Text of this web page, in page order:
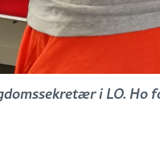
i LO. Ho